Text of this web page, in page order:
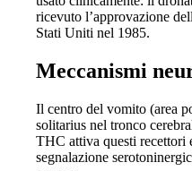
ricevuto l’approvazione
Stati Uniti nel 1985.
Meccanismi
Il centro del vomito (area
solitarius nel tronco
THC attiva questi recettori
segnalazione